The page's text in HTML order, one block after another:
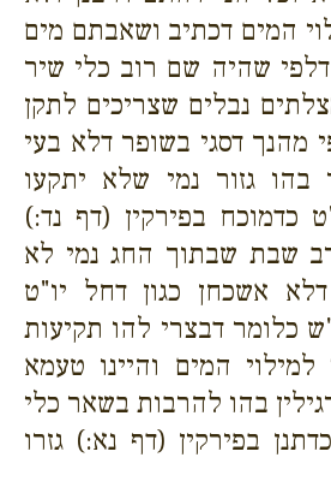
המים דכתיב ושאבתם מים
דלפי שהיה שם רוב כלי שיר
נבלים שצריכים לתקן
מהנך דסגי בשופר דלא בעי
בהו גזור נמי שלא יתקעו
כדמוכח בפירקין (דף נד:)
שבת שבתוך החג נמי לא
דלא אשכחן כגון דחל יו"ט
כלומר דבצרי להו תקיעות
המים והיינו טעמא
בהו להרבות בשאר כלי
בפירקין (דף נא:) גזרו